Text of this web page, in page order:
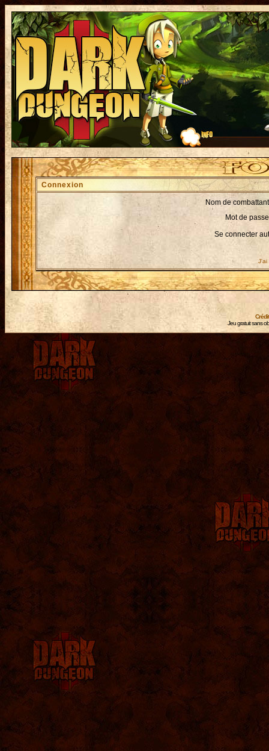
Connexion
Nom de
Mot de
Se connecter
J'ai
Jeu gratuit sans